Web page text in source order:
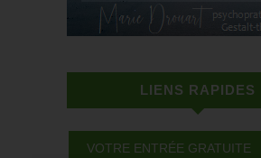
LIENS RAPIDES
VOTRE ENTRÉE GRATUITE